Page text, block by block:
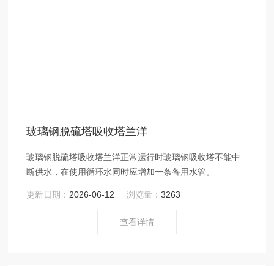
玻璃钢脱硫塔吸收塔兰洋
玻璃钢脱硫塔吸收塔兰洋正常运行时玻璃钢吸收塔不能中
断供水，在使用循环水同时应增加一条备用水管。
更新日期： 2026-06-12 浏览量：3263
查看详情